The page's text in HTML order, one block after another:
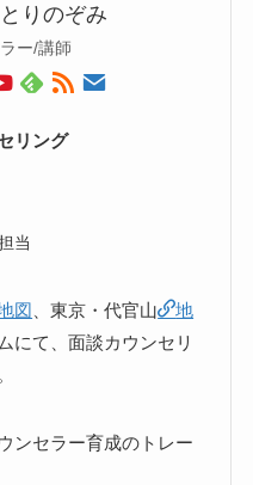
りのぞみ
ー/講師
リング
当
図 、東京・代官山
地
にて、面談カウンセリ
ンセラー育成のトレー